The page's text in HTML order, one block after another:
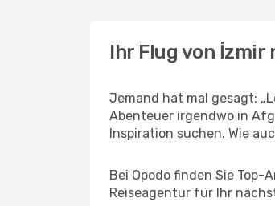
Ihr Flug von İzmir
Jemand hat mal gesagt:
Abenteuer irgendwo in
Inspiration suchen. Wie
Bei Opodo finden Sie Top-
Reiseagentur für Ihr